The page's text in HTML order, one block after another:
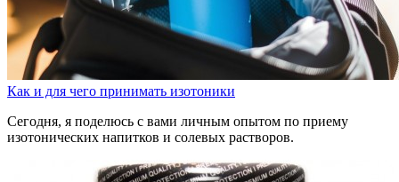
Как и для чего принимать изотоники
Сегодня, я поделюсь с вами личным опытом по приему
изотонических напитков и солевых растворов.